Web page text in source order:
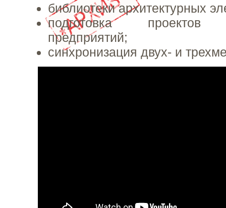
библиотеки архитектурных
подготовка проектов
предприятий;
синхронизация двух- и